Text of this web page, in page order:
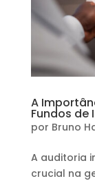
A
Fundos de
por Bruno
A auditoria
crucial na